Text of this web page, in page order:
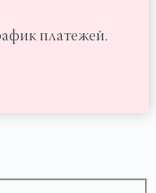
платежей.